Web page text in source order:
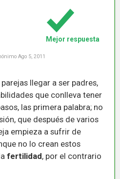
Ago 5, 2011
Mejor respuesta
llegar a ser padres,
que conlleva tener
las primera palabra; no
que después de varios
empieza a sufrir de
no lo crean estos
fertilidad, por el contrario